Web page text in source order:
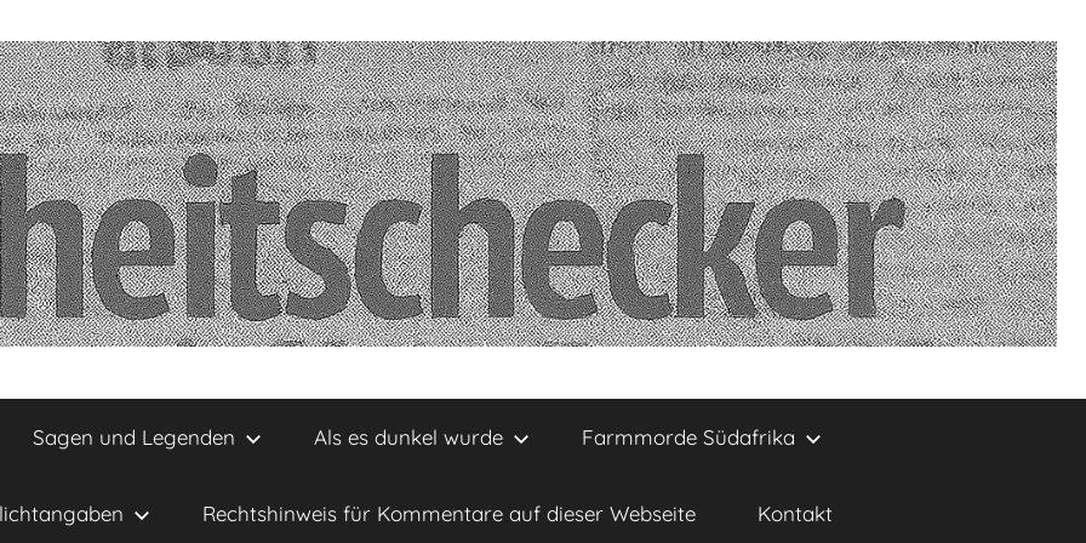
Sagen und Legenden Als es dunkel wurde Farmmorde Südafrika
Rechtshinweis für Kommentare auf dieser Webseite Kontakt